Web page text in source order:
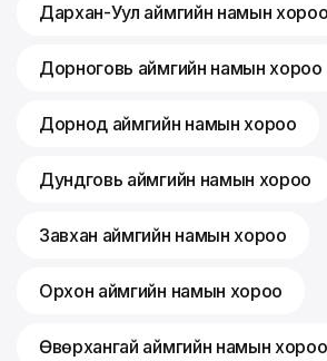
Дархан-Уул аймгийн намын хороо
Дорноговь аймгийн намын хороо
Дорнод аймгийн намын хороо
Дундговь аймгийн намын хороо
Завхан аймгийн намын хороо
Орхон аймгийн намын хороо
Өвөрхангай аймгийн намын хороо